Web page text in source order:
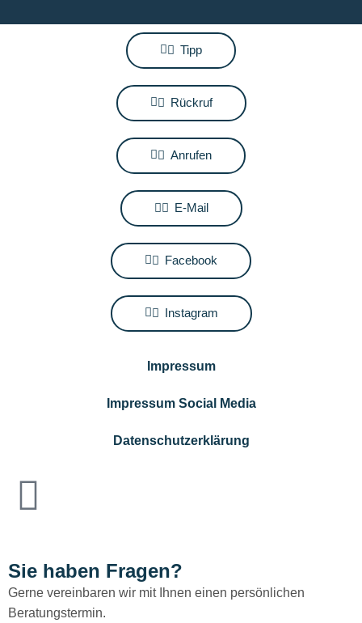
Tipp
Rückruf
Anrufen
E-Mail
Facebook
Instagram
Impressum
Impressum Social Media
Datenschutzerklärung
Sie haben Fragen?
Gerne vereinbaren wir mit Ihnen einen persönlichen
Beratungstermin.